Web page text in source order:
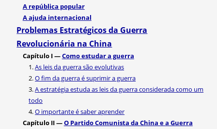
A república popular
A ajuda internacional
Problemas Estratégicos da Guerra
Revolucionária na China
Capítulo I —Como estudar a guerra
1.As leis da guerra são evolutivas
2.O fim da guerra é suprimir a guerra
3.A estratégia estuda as leis da guerra considerada como um
todo
4.O importante é saber aprender
Capítulo II —O Partido Comunista da China e a Guerra